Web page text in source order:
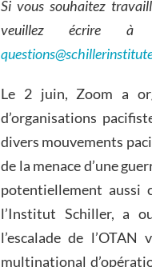
Si vous souhaitez
veuillez écrire à
Le 2 juin, Zoom a
d’organisations
divers mouvements
de la menace d’une
potentiellement aussi
l’Institut Schiller, a
l’escalade de
multinational